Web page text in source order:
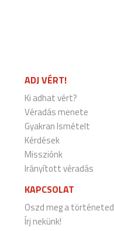
ADJ VÉRT!
Ki adhat vért?
Véradás menete
Gyakran Ismételt
Kérdések
Missziónk
Irányított véradás
KAPCSOLAT
Oszd meg a történeted
Írj nekünk!